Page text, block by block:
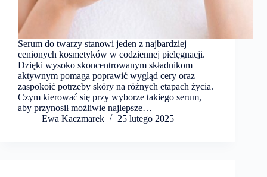
Serum do twarzy stanowi jeden z najbardziej
cenionych kosmetyków w codziennej pielęgnacji.
Dzięki wysoko skoncentrowanym składnikom
aktywnym pomaga poprawić wygląd cery oraz
zaspokoić potrzeby skóry na różnych etapach życia.
Czym kierować się przy wyborze takiego serum,
aby przynosił możliwie najlepsze…
Ewa Kaczmarek
25 lutego 2025